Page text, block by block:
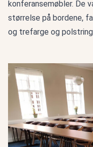
konferansemøbler. De
størrelse på bordene,
og trefarge og